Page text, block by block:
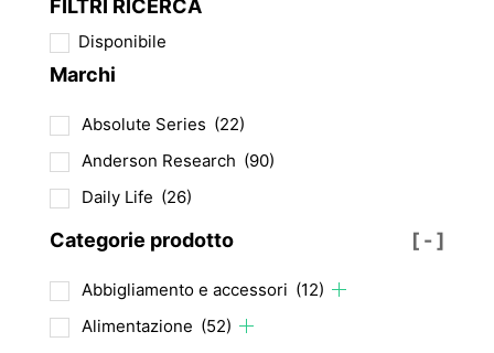
FILTRI RICERCA
Disponibile
Marchi
Absolute Series (22)
Anderson Research (90)
Daily Life (26)
Categorie prodotto [ - ]
Abbigliamento e accessori (12)
Alimentazione (52)